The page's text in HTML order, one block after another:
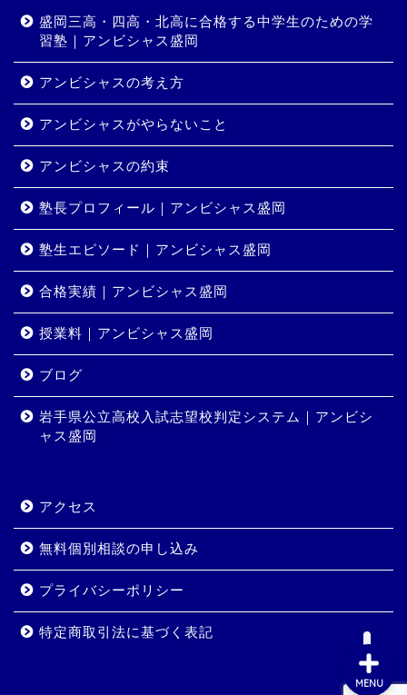
盛岡三高・四高・北高に合格する中学生のための学
習塾｜アンビシャス盛岡
アンビシャスの考え方
アンビシャスがやらないこと
アンビシャスの約束
塾長プロフィール｜アンビシャス盛岡
塾生エピソード｜アンビシャス盛岡
合格実績｜アンビシャス盛岡
授業料｜アンビシャス盛岡
ブログ
岩手県公立高校入試志望校判定システム｜アンビシ
ャス盛岡
アクセス
無料個別相談の申し込み
プライバシーポリシー
特定商取引法に基づく表記
MENU
コース・料金
岩手県公立高校入試志望校
判定システム｜アンビシャ